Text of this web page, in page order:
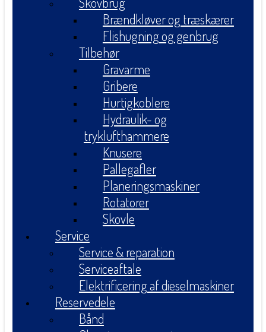
Brændkløver og træskærer
Flishugning og genbrug
Tilbehør
Gravarme
Gribere
Hurtigkoblere
Hydraulik- og
tryklufthammere
Knusere
Pallegafler
Planeringsmaskiner
Rotatorer
Skovle
Service
Service & reparation
Serviceaftale
Elektrificering af dieselmaskiner
Reservedele
Bånd